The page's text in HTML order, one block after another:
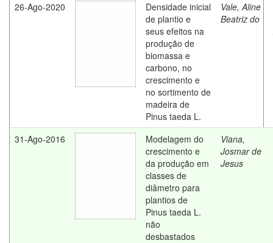
26-Ago-2020
Densidade inicial
de plantio e
seus efeitos na
produção de
biomassa e
carbono, no
crescimento e
no sortimento de
madeira de
Pinus taeda L.
Vale, Aline
Beatriz do
31-Ago-2016
Modelagem do
crescimento e
da produção em
classes de
diâmetro para
plantios de
Pinus taeda L.
não
desbastados
Viana,
Josmar de
Jesus